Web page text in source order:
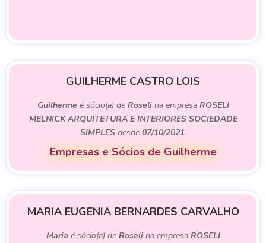
GUILHERME CASTRO LOIS
Guilherme é sócio(a) de Roselina empresa ROSELI
MELNICK ARQUITETURA E INTERIORES SOCIEDADE
SIMPLESdesde 07/10/2021.
Empresas e Sócios de Guilherme
MARIA EUGENIA BERNARDES CARVALHO
Maria é sócio(a) de Roselina empresa ROSELI